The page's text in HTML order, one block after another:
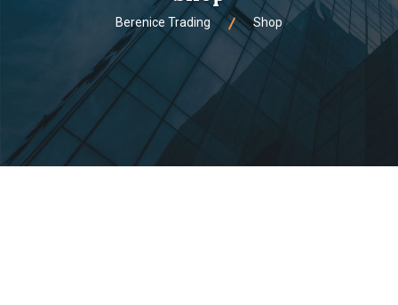
Berenice Trading Shop